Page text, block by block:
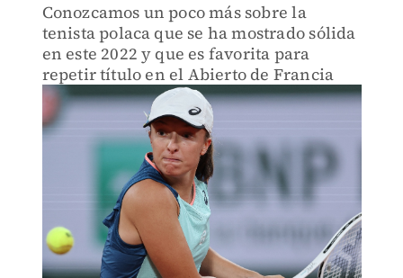
Conozcamos un poco más sobre la
tenista polaca que se ha mostrado sólida
en este 2022 y que es favorita para
repetir título en el Abierto de Francia